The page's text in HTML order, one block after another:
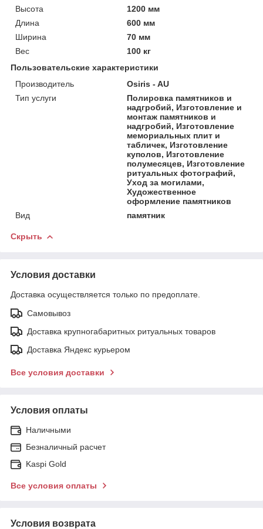
Высота
1200 мм
Длина
600 мм
Ширина
70 мм
Вес
100 кг
Пользовательские характеристики
Производитель
Osiris - AU
Тип услуги
Полировка памятников и
надгробий, Изготовление и
монтаж памятников и
надгробий, Изготовление
мемориальных плит и
табличек, Изготовление
куполов, Изготовление
полумесяцев, Изготовление
ритуальных фотографий,
Уход за могилами,
Художественное
оформление памятников
Вид
памятник
Скрыть
Условия доставки
Доставка осуществляется только по предоплате.
Самовывоз
Доставка крупногабаритных ритуальных товаров
Доставка Яндекс курьером
Все условия доставки
Условия оплаты
Наличными
Безналичный расчет
Kaspi Gold
Все условия оплаты
Условия возврата